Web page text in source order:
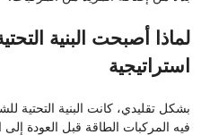
لماذا أصبحت البنية
استراتيجية
بشكل تقليدي، كانت البنية التحتية
فيه المركبات الطاقة قبل العودة إلى